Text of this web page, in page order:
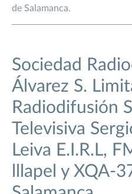
de Salamanca.
Sociedad
Álvarez S.
Radiodifusión
Televisiva
Leiva E.I.R.L,
lllapel y XQA-